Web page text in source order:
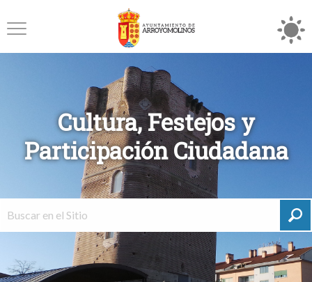
Cultura, Festejos y
Participación Ciudadana